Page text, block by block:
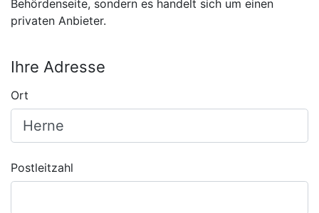
Behördenseite, sondern es handelt sich um einen
privaten Anbieter.
Ihre Adresse
Ort
Postleitzahl